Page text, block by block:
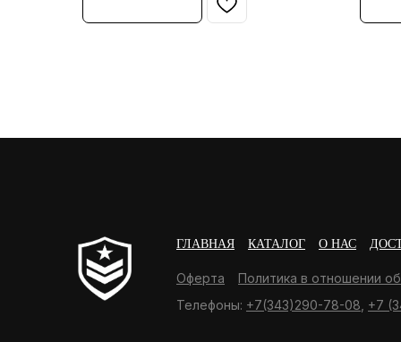
ГЛАВНАЯ КАТАЛОГ О НАС
Оферта Политика в отношении
Телефоны: +7(343)290-78-08 +7